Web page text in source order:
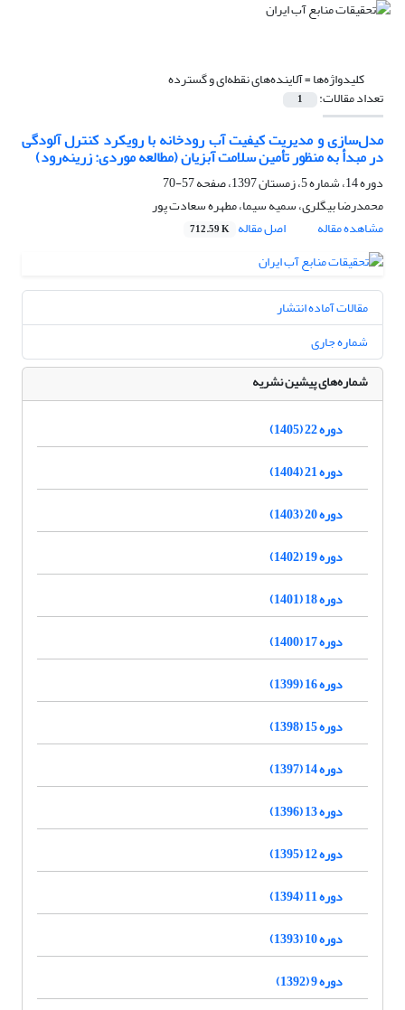
کلیدواژه‌ها =آلاینده‌های نقطه‌ای و گسترده
تعداد مقالات: 1
مدل‌سازی و مدیریت کیفیت آب رودخانه با رویکرد کنترل آلودگی
در مبدأ به منظور تأمین سلامت آبزیان (مطالعه موردی: زرینه‌رود)
دوره 14، شماره 5، زمستان 1397، صفحه
57-70
محمدرضا بیگلری، سمیه سیما، مطهره سعادت پور
مشاهده مقاله
اصل مقاله 712.59 K
مقالات آماده انتشار
شماره جاری
شماره‌های پیشین نشریه
دوره 22 (1405)
دوره 21 (1404)
دوره 20 (1403)
دوره 19 (1402)
دوره 18 (1401)
دوره 17 (1400)
دوره 16 (1399)
دوره 15 (1398)
دوره 14 (1397)
دوره 13 (1396)
دوره 12 (1395)
دوره 11 (1394)
دوره 10 (1393)
دوره 9 (1392)